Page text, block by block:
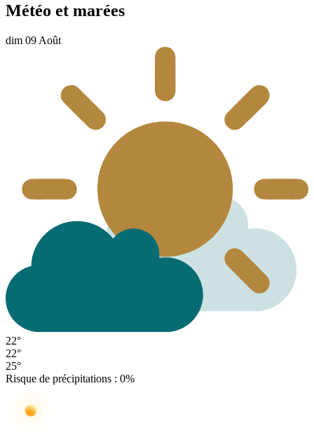
Météo et marées
dim 09 Août
22°
22°
25°
Risque de précipitations : 0%